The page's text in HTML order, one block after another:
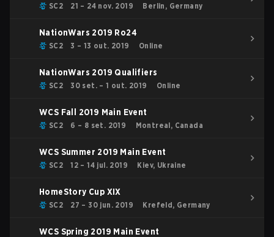
SC2 21 – 24 nov. 2019 Berlin, Germany
NationWars 2019 Ro24
SC2 3 – 13 out. 2019 Online
NationWars 2019 Qualifiers
SC2 30 set. – 1 out. 2019 Online
WCS Fall 2019 Main Event
SC2 6 – 8 set. 2019 Montreal, Canada
WCS Summer 2019 Main Event
SC2 12 – 14 jul. 2019 Kiev, Ukraine
HomeStory Cup XIX
SC2 27 – 30 jun. 2019 Krefeld, Germany
WCS Spring 2019 Main Event